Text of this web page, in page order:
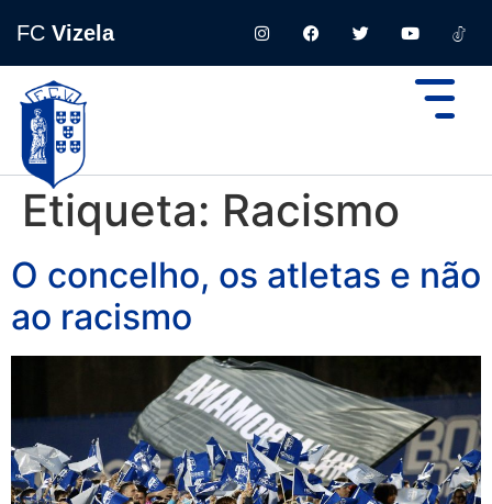
FC Vizela
Etiqueta: Racismo
O concelho, os atletas e não
ao racismo